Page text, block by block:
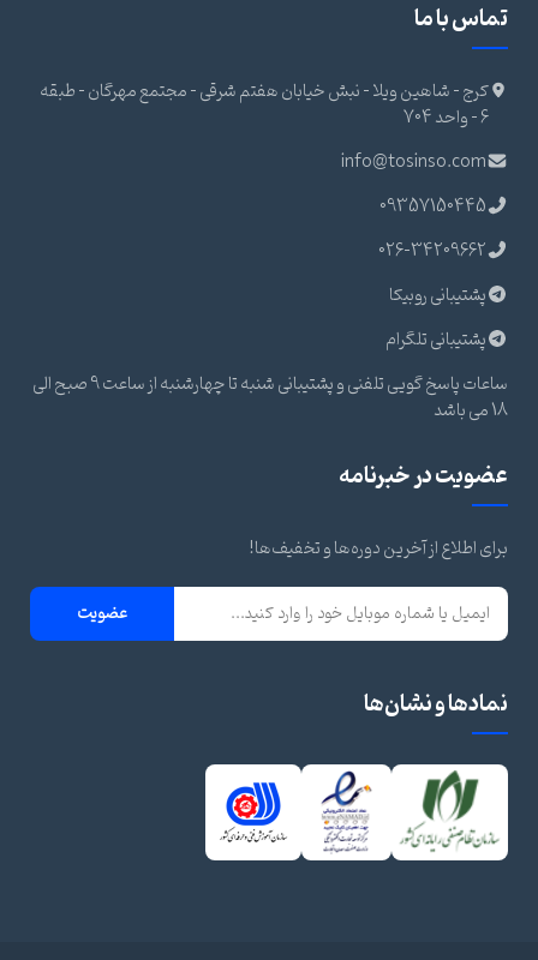
با ما
کرج - شاهین ویلا - نبش خیابان هفتم شرقی - مجتمع مهرگان - طبقه
info@tosinso.com
09357150445
026-34209662
پشتیبانی روبیکا
پشتیبانی تلگرام
ساعات پاسخ گویی تلفنی و پشتیبانی شنبه تا چهارشنبه از ساعت 9 صبح الی
در خبرنامه
اطلاع از آخرین دوره‌ها و تخفیف‌ها!
عضویت
و نشان‌ها